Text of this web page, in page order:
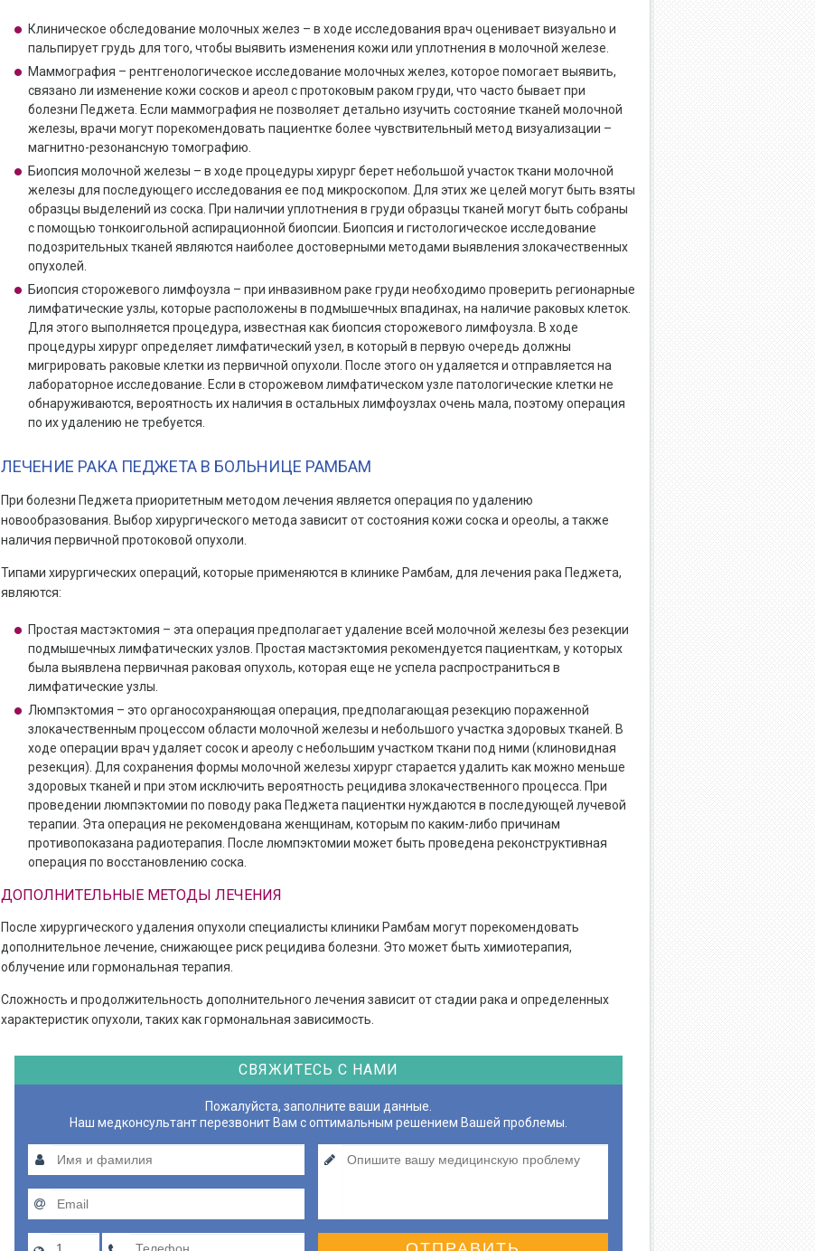
Клиническое обследование молочных желез – в ходе исследования врач оценивает визуально и
пальпирует грудь для того, чтобы выявить изменения кожи или уплотнения в молочной железе.
Маммография – рентгенологическое исследование молочных желез, которое помогает выявить,
связано ли изменение кожи сосков и ареол с протоковым раком груди, что часто бывает при
болезни Педжета. Если маммография не позволяет детально изучить состояние тканей молочной
железы, врачи могут порекомендовать пациентке более чувствительный метод визуализации –
магнитно-резонансную томографию.
Биопсия молочной железы – в ходе процедуры хирург берет небольшой участок ткани молочной
железы для последующего исследования ее под микроскопом. Для этих же целей могут быть взяты
образцы выделений из соска. При наличии уплотнения в груди образцы тканей могут быть собраны
с помощью тонкоигольной аспирационной биопсии. Биопсия и гистологическое исследование
подозрительных тканей являются наиболее достоверными методами выявления злокачественных
опухолей.
Биопсия сторожевого лимфоузла – при инвазивном раке груди необходимо проверить регионарные
лимфатические узлы, которые расположены в подмышечных впадинах, на наличие раковых клеток.
Для этого выполняется процедура, известная как биопсия сторожевого лимфоузла. В ходе
процедуры хирург определяет лимфатический узел, в который в первую очередь должны
мигрировать раковые клетки из первичной опухоли. После этого он удаляется и отправляется на
лабораторное исследование. Если в сторожевом лимфатическом узле патологические клетки не
обнаруживаются, вероятность их наличия в остальных лимфоузлах очень мала, поэтому операция
по их удалению не требуется.
ЛЕЧЕНИЕ РАКА ПЕДЖЕТА В БОЛЬНИЦЕ РАМБАМ
При болезни Педжета приоритетным методом лечения является операция по удалению
новообразования. Выбор хирургического метода зависит от состояния кожи соска и ореолы, а также
наличия первичной протоковой опухоли.
Типами хирургических операций, которые применяются в клинике Рамбам, для лечения рака Педжета,
являются:
Простая мастэктомия – эта операция предполагает удаление всей молочной железы без резекции
подмышечных лимфатических узлов. Простая мастэктомия рекомендуется пациенткам, у которых
была выявлена первичная раковая опухоль, которая еще не успела распространиться в
лимфатические узлы.
Люмпэктомия – это органосохраняющая операция, предполагающая резекцию пораженной
злокачественным процессом области молочной железы и небольшого участка здоровых тканей. В
ходе операции врач удаляет сосок и ареолу с небольшим участком ткани под ними (клиновидная
резекция). Для сохранения формы молочной железы хирург старается удалить как можно меньше
здоровых тканей и при этом исключить вероятность рецидива злокачественного процесса. При
проведении люмпэктомии по поводу рака Педжета пациентки нуждаются в последующей лучевой
терапии. Эта операция не рекомендована женщинам, которым по каким-либо причинам
противопоказана радиотерапия. После люмпэктомии может быть проведена реконструктивная
операция по восстановлению соска.
ДОПОЛНИТЕЛЬНЫЕ МЕТОДЫ ЛЕЧЕНИЯ
После хирургического удаления опухоли специалисты клиники Рамбам могут порекомендовать
дополнительное лечение, снижающее риск рецидива болезни. Это может быть химиотерапия,
облучение или гормональная терапия.
Сложность и продолжительность дополнительного лечения зависит от стадии рака и определенных
характеристик опухоли, таких как гормональная зависимость.
СВЯЖИТЕСЬ С НАМИ
Пожалуйста, заполните ваши данные.
Наш медконсультант перезвонит Вам с оптимальным решением Вашей проблемы.